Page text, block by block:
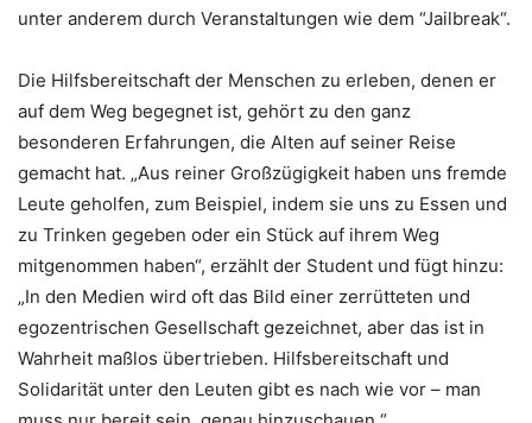
unter anderem durch Veranstaltungen wie dem “Jailbreak“.
Die Hilfsbereitschaft der Menschen zu erleben, denen er
auf dem Weg begegnet ist, gehört zu den ganz
besonderen Erfahrungen, die Alten auf seiner Reise
gemacht hat. „Aus reiner Großzügigkeit haben uns fremde
Leute geholfen, zum Beispiel, indem sie uns zu Essen und
zu Trinken gegeben oder ein Stück auf ihrem Weg
mitgenommen haben“, erzählt der Student und fügt hinzu:
„In den Medien wird oft das Bild einer zerrütteten und
egozentrischen Gesellschaft gezeichnet, aber das ist in
Wahrheit maßlos übertrieben. Hilfsbereitschaft und
Solidarität unter den Leuten gibt es nach wie vor – man